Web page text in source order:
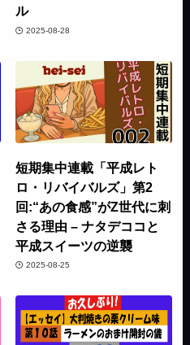
ル
2025-08-28
短期集中連載「平成レト
ロ・リバイバルズ」第2
回:“あの食感”がZ世代に刺
さる理由 – ナタデココと
平成スイーツの逆襲
2025-08-25